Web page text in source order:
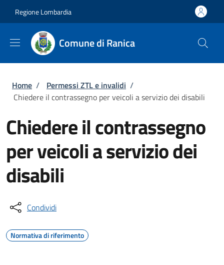
Regione Lombardia
Comune di Ranica
Briciole di pane
Home / Permessi ZTL e invalidi /
Chiedere il contrassegno per veicoli a servizio dei disabili
Chiedere il contrassegno
per veicoli a servizio dei
disabili
Condividi
Normativa di riferimento